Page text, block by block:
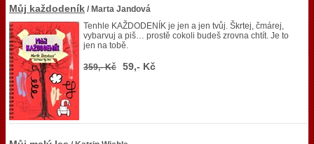
Můj každodeník / Marta Jandová
Tenhle KAŽDODENÍK je jen a jen tvůj. Škrtej, čmárej,
vybarvuj a piš… prostě cokoli budeš zrovna chtít. Je to
jen na tobě.
359,- Kč 59,- Kč